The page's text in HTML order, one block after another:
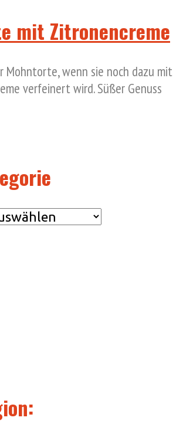
mit Zitronencreme
Mohntorte, wenn sie noch dazu mit
verfeinert wird. Süßer Genuss